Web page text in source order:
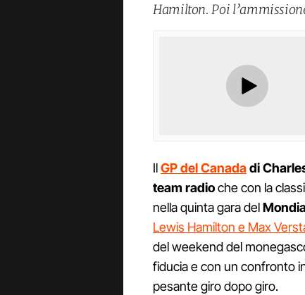
Hamilton. Poi
IlGP del Canadadi
team radioche con la
nella quinta gara del
Lewis Hamilton e Max
del weekend del
fiducia e con un confronto
pesante giro dopo giro.